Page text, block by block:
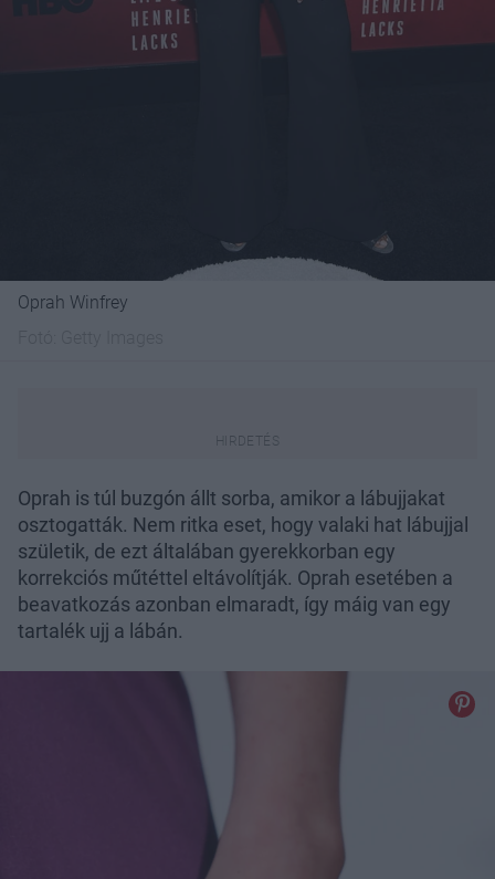
Oprah Winfrey
Oprah is túl buzgón állt sorba, amikor a lábujjakat
osztogatták. Nem ritka eset, hogy valaki hat lábujjal
születik, de ezt általában gyerekkorban egy
korrekciós műtéttel eltávolítják. Oprah esetében a
beavatkozás azonban elmaradt, így máig van egy
tartalék ujj a lábán.